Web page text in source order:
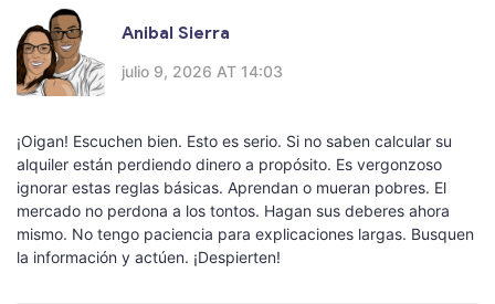
Anibal Sierra
julio 9, 2026 AT 14:03
¡Oigan! Escuchen bien. Esto es serio. Si no saben calcular su
alquiler están perdiendo dinero a propósito. Es vergonzoso
ignorar estas reglas básicas. Aprendan o mueran pobres. El
mercado no perdona a los tontos. Hagan sus deberes ahora
mismo. No tengo paciencia para explicaciones largas. Busquen
la información y actúen. ¡Despierten!